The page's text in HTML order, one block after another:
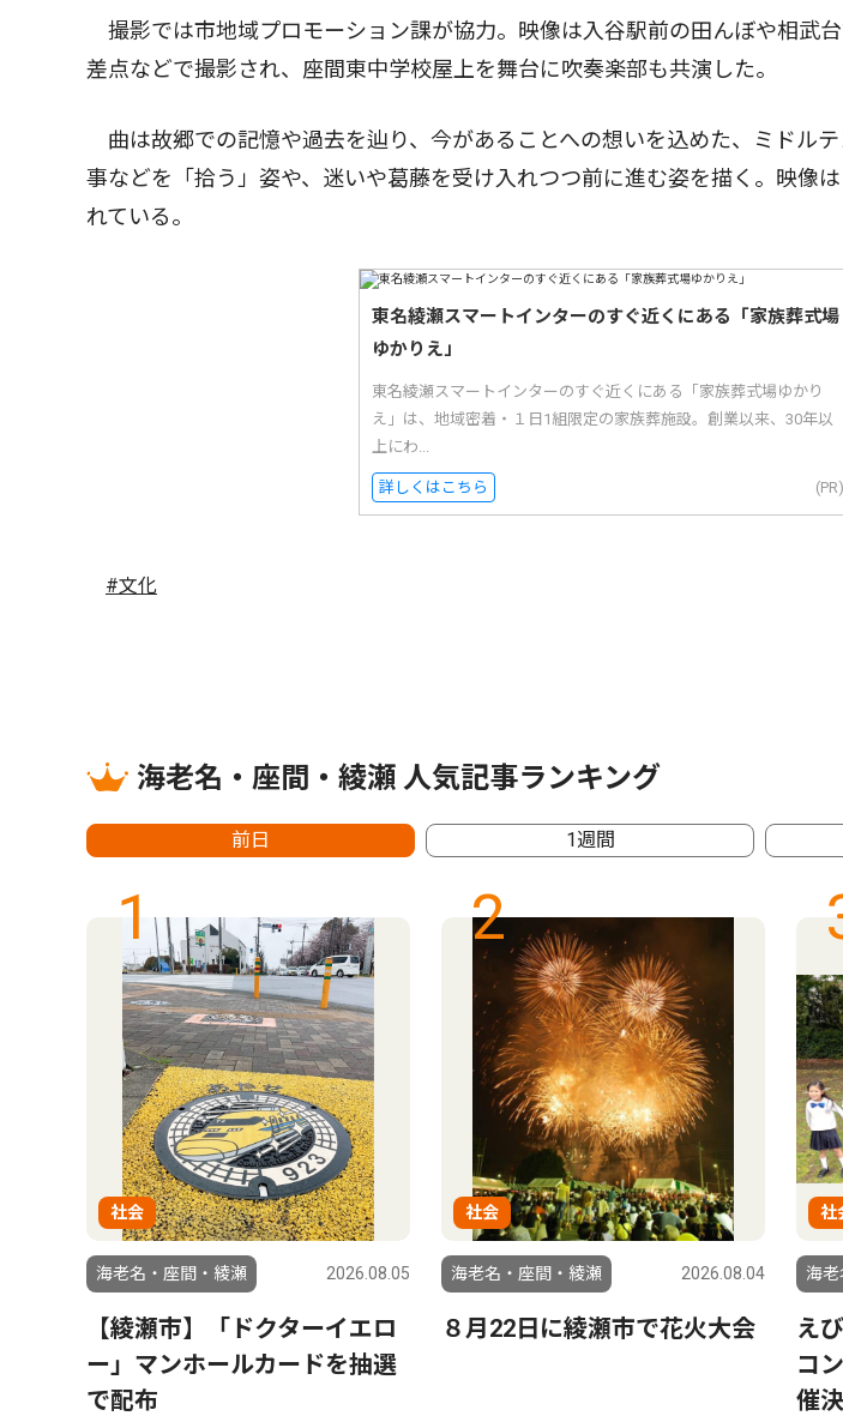
撮影では市地域プロモーション課が協力。映像は入谷駅前の田んぼや相武
差点などで撮影され、座間東中学校屋上を舞台に吹奏楽部も共演した。
曲は故郷での記憶や過去を辿り、今があることへの想いを込めた、ミドル
事などを「拾う」姿や、迷いや葛藤を受け入れつつ前に進む姿を描く。映像
れている。
東名綾瀬スマートインターのすぐ近くにある「家族葬式場
ゆかりえ」
東名綾瀬スマートインターのすぐ近くにある「家族葬式場ゆかり
え」は、地域密着・１日1組限定の家族葬施設。創業以来、30年以
上にわ...
詳しくはこちら (PR)
#文化
海老名・座間・綾瀬 人気記事ランキング
前日 1週間
1
社会
海老名・座間・綾瀬 2026.08.05
【綾瀬市】「ドクターイエロ
ー」マンホールカードを抽選
で配布
2
社会
海老名・座間・綾瀬 2026.08.04
８月22日に綾瀬市で花火大会
社
海老
え
コ
催